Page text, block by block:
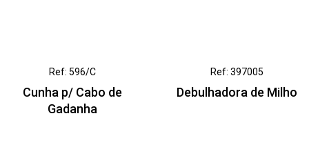
Ref: 596/C
Cunha p/ Cabo de
Gadanha
Ref: 397005
Debulhadora de Milho